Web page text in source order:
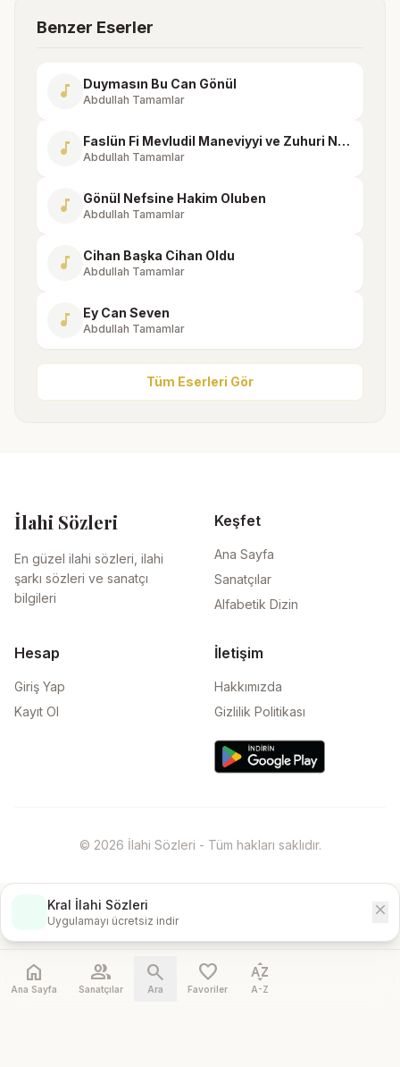
Benzer Eserler
music_note Duymasın Bu Can Gönül
Abdullah Tamamlar
music_note Faslün Fi Mevludil Maneviyyi ve Zuhuri Nurihî Fi Ümmetihi
Abdullah Tamamlar
music_note Gönül Nefsine Hakim Oluben
Abdullah Tamamlar
music_note Cihan Başka Cihan Oldu
Abdullah Tamamlar
music_note Ey Can Seven
Abdullah Tamamlar
Tüm Eserleri Gör
İlahi Sözleri
En güzel ilahi sözleri, ilahi
şarkı sözleri ve sanatçı
bilgileri
Keşfet
Ana Sayfa
Sanatçılar
Alfabetik Dizin
Hesap
Giriş Yap
Kayıt Ol
İletişim
Hakkımızda
Gizlilik Politikası
© 2026 İlahi Sözleri - Tüm hakları saklıdır.
Kral İlahi Sözleri
Uygulamayı ücretsiz indir
close
home
Ana Sayfa
people
Sanatçılar
search
Ara
favorite
Favoriler
sort_by_alpha
A-Z